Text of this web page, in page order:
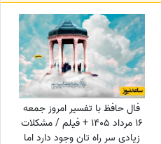
فال حافظ با تفسیر امروز جمعه
16 مرداد 1405 + فیلم / مشکلات
زیادی سر راه تان وجود دارد اما